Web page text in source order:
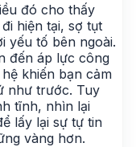
đó cho thấy
hiện tại, sợ tụt
yếu tố bên ngoài.
đến áp lực công
khiến bạn cảm
như trước. Tuy
tĩnh, nhìn lại
lấy lại sự tự tin
vàng hơn.